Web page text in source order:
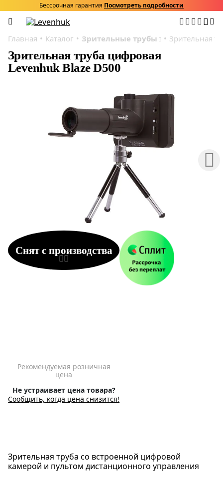
Бессрочная гарантия Посмотреть подробности
Главная Каталог Зрительные трубы Зрительная
Зрительная труба цифровая
Levenhuk Blaze D500
Снят с производства
Рекомендуемая розничная
цена
Не устраивает цена товара?
Сообщить, когда цена снизится!
Зрительная труба со встроенной цифровой
камерой и пультом дистанционного управления